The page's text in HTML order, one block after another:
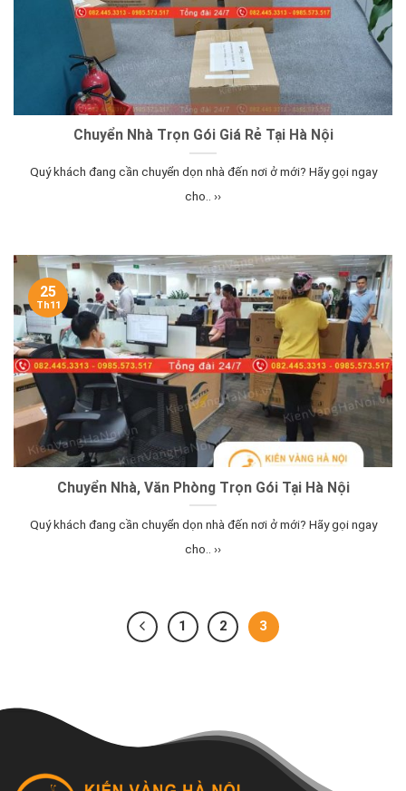
Chuyển Nhà Trọn Gói Giá Rẻ Tại Hà Nội
Quý khách đang cần chuyển dọn nhà đến nơi ở mới? Hãy gọi ngay
cho.. ››
Chuyển Nhà, Văn Phòng Trọn Gói Tại Hà Nội
Quý khách đang cần chuyển dọn nhà đến nơi ở mới? Hãy gọi ngay
cho.. ››
25
Th11
1 2 3